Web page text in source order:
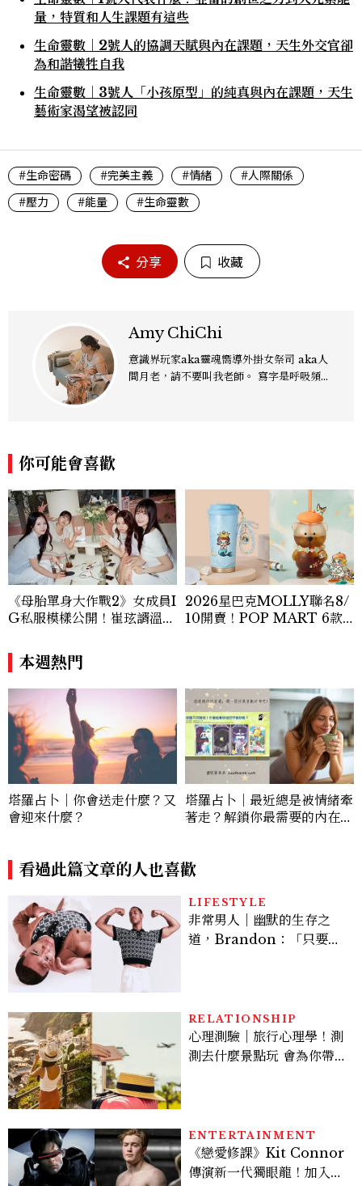
量，特質和人生課題有這些
生命靈數｜2號人的協調天賦與內在課題，天生外交官卻
為和諧犧牲自我
生命靈數｜3號人「小孩原型」的純真與內在課題，天生
藝術家渴望被認同
#生命密碼 #完美主義 #情緒
#人際關係
#壓力
#能量 #生命靈數
分享 收藏
Amy ChiChi
意識界玩家aka靈魂嚮導外掛女祭司 aka人
間月老，請不要叫我老師。 寫字是呼吸頻
們可以支配自己的命運，若我們受制於人，
那錯不在命運，而在我們自己。」 整合完
全型的清醒意識，你是你，你也不是你，
回到全然的是
你可能會喜歡
《母胎單身大作戰2》女成員I
G私服模樣公開！崔玹諝溫柔
低調千金？
2026星巴克MOLLY聯名8/
10開賣！POP MART 6款
本週熱門
塔羅占卜｜你會送走什麼？又
會迎來什麼？
塔羅占卜｜最近總是被情緒牽
著走？解鎖你最需要的內在平
看過此篇文章的人也喜歡
LIFESTYLE
非常男人｜幽默的生存之
道，Brandon：「只要能
RELATIONSHIP
心理測驗｜旅行心理學！測
測去什麼景點玩 會為你帶來
ENTERTAINMENT
《戀愛修課》Kit Connor
傳演新一代獨眼龍！加入新